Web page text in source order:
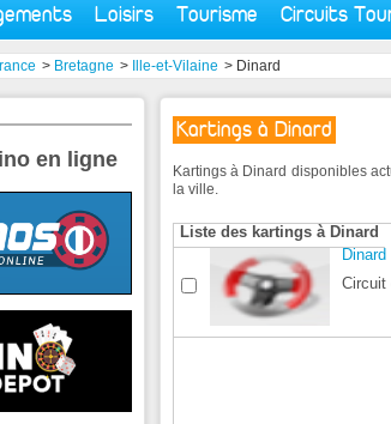
Loisirs Tourisme Circuits
> Bretagne > Ille-et-Vilaine > Dinard
Kartings à Dinard
Kartings à Dinard disponibles
la ville.
Liste des kartings à Dinard
Circuit
en ligne